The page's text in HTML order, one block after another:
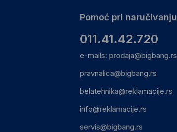
Pomoć pri naručivanju
011.41.42.720
e-mails: prodaja@bigbang.rs
pravnalica@bigbang.rs
belatehnika@reklamacije.rs
info@reklamacije.rs
servis@bigbang.rs